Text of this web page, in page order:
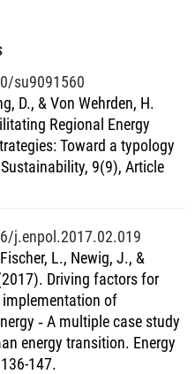
su9091560
D., & Von Wehrden, H.
Regional Energy
Toward a typology
9(9), Article
j.enpol.2017.02.019
L., Newig, J., &
Driving factors for
of
‐ A multiple case study
energy transition. Energy
147.
erfolgversprechender